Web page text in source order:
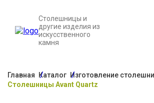
Столешницы и
другие изделия из
искусственного
камня
Главная Каталог Изготовление
Столешницы Avant Quartz